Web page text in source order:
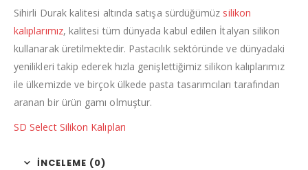
Sihirli Durak kalitesi altında satışa sürdüğümüz silikon
kalıplarımız, kalitesi tüm dünyada kabul edilen İtalyan silikon
kullanarak üretilmektedir. Pastacılık sektöründe ve dünyadaki
yenilikleri takip ederek hızla genişlettiğimiz silikon kalıplarımız
ile ülkemizde ve birçok ülkede pasta tasarımcıları tarafından
aranan bir ürün gamı olmuştur.
SD Select Silikon Kalıpları
İNCELEME (0)